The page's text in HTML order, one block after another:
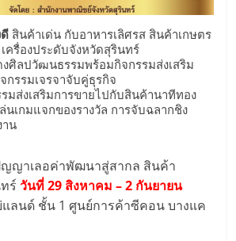
สินค้าเด่น กับอาหารเลิศรส สินค้าเกษตร
ครื่องประดับจังหวัดสุรินทร์
ศิลปวัฒนธรรมพร้อมกิจกรรมส่งเสริม
กรรมเจรจาจับคู่ธุรกิจ
มส่งเสริมการขายไปกับสินค้านาทีทอง
นเกมแจกของรางวัล การจับฉลากชิง
าน
ญาเลอค่าพัฒนาสู่สากล สินค้า
ทร์วันที่ 29 สิงหาคม – 2 กันยายน
ลนด์ ชั้น 1 ศูนย์การค้าซีคอน บางแค